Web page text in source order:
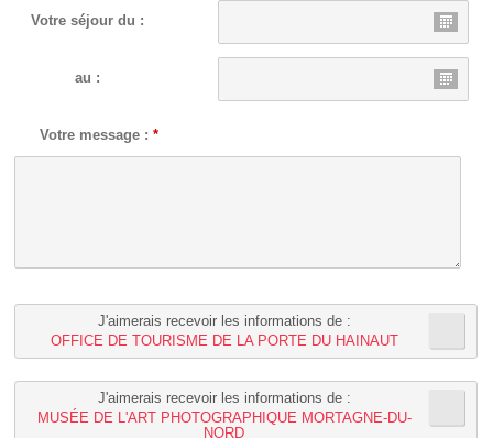
Votre séjour du :
au :
Votre message : *
J'aimerais recevoir les informations de :
OFFICE DE TOURISME DE LA PORTE DU HAINAUT
J'aimerais recevoir les informations de :
MUSÉE DE L'ART PHOTOGRAPHIQUE MORTAGNE-DU-
NORD